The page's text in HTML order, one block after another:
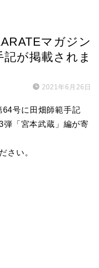
マガジン
が掲載されま
2021年6月26日
号に田畑師範手記
弾「宮本武蔵」編が寄
さい。